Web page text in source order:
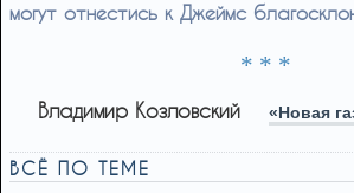
могут отнестись к Джеймс
* * *
Владимир Козловский «Новая
ВСЁ ПО ТЕМЕ